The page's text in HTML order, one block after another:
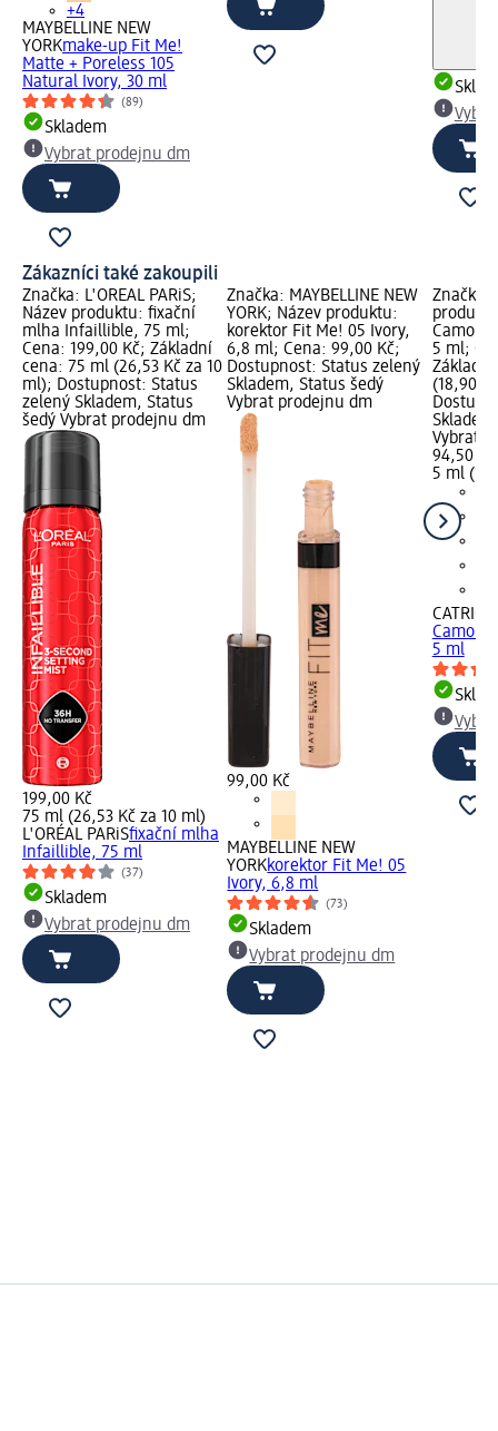
+4
MAYBELLINE NEW
YORKmake-up Fit Me!
Matte + Poreless 105
Natural Ivory, 30 ml
(89)
Skladem
Vybrat prodejnu dm
Zákazníci také zakoupili
Značka: L'ORÉAL PARiS;
Název produktu: fixační
mlha Infaillible, 75 ml;
Cena: 199,00 Kč; Základní
cena: 75 ml (26,53 Kč za 10
ml); Dostupnost: Status
zelený Skladem, Status
šedý Vybrat prodejnu dm
199,00 Kč
75 ml (26,53 Kč za 10 ml)
L'ORÉAL PARiSfixační mlha
Infaillible, 75 ml
(37)
Skladem
Vybrat prodejnu dm
Značka: MAYBELLINE NEW
YORK; Název produktu:
korektor Fit Me! 05 Ivory,
6,8 ml; Cena: 99,00 Kč;
Dostupnost: Status zelený
Skladem, Status šedý
Vybrat prodejnu dm
99,00 Kč
MAYBELLINE NEW
YORKkorektor Fit Me! 05
Ivory, 6,8 ml
(73)
Skladem
Vybrat prodejnu dm
Značka:
5 ml;
(18,90
Vybrat
94,50 Kč
5 ml
CATRICE
5 ml